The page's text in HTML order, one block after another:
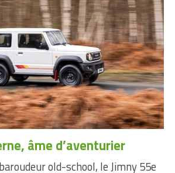
âme d’aventurier
old-school, le Jimny 55e